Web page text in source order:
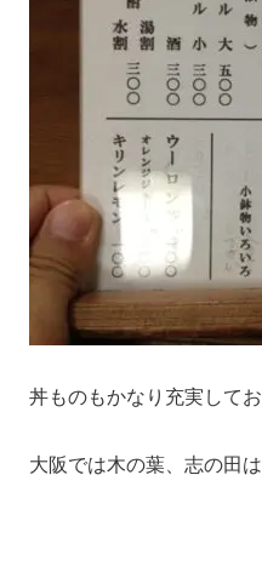
丼ものもかなり充実してお
大阪では木の葉、志の田